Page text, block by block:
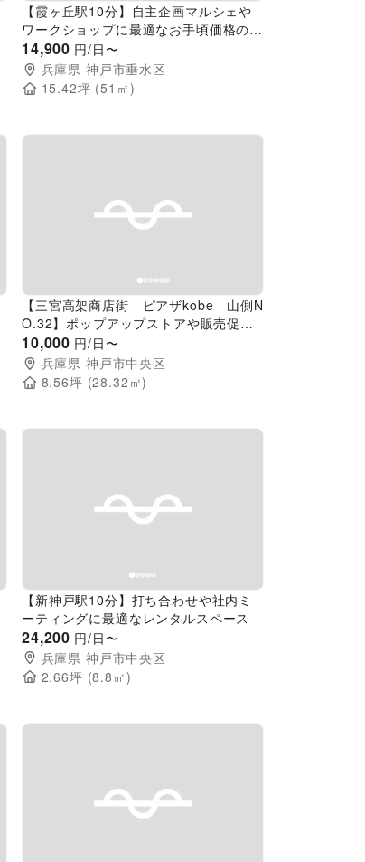
【霞ヶ丘駅10分】自主企画マルシェや
ワークショップに最適なお手頃価格のレ
ンタルスペース「Community」／敷地
全体の貸切イベント開催も可能！
14,900 円/日〜
兵庫県 神戸市垂水区
15.42坪 (51 ㎡)
Previous slide
【三宮高架商店街 ピアザkobe 山側N
O.32】ポップアップストアや販売促進
イベントに最適な高架下商店街内のイベ
ントスペース
10,000 円/日〜
兵庫県 神戸市中央区
8.56坪 (28.32 ㎡)
Previous slide
【新神戸駅10分】打ち合わせや社内ミ
ーティングに最適なレンタルスペース
24,200 円/日〜
兵庫県 神戸市中央区
2.66坪 (8.8 ㎡)
Previous slide